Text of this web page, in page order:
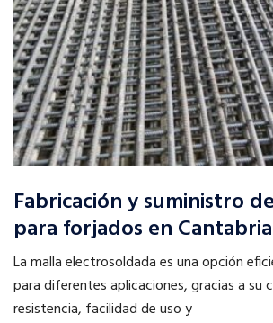
Fabricación y suministro
para forjados en Cantabria
La malla electrosoldada es una opción
para diferentes aplicaciones, gracias a su
resistencia, facilidad de uso y